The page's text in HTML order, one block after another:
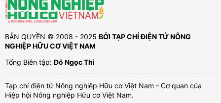
BẢN QUYỀN © 2008 - 2025 BỞI TẠP CHÍ ĐIỆN TỬ NÔNG
NGHIỆP HỮU CƠ VIỆT NAM
Tổng Biên tập:Đỗ Ngọc Thi
Tạp chí điện tử Nông nghiệp Hữu cơ Việt Nam - Cơ quan của
Hiệp hội Nông nghiệp Hữu cơ Việt Nam.